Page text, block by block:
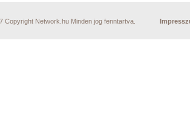
Copyright Network.hu Minden jog fenntartva.